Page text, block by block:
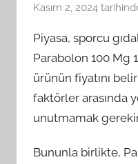
Kasım 2, 2024
Piyasa, sporcu
Parabolon 100 Mg
ürünün fiyatını
faktörler arasında
unutmamak
Bununla birlikte,